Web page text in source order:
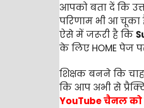
आपको बता दें कि
परिणाम भी आ चूका
ऐसे में जरूरी है कि
के लिए HOME पेज
शिक्षक बनने कि
कि आप अभी से
YouTubeचैनल को